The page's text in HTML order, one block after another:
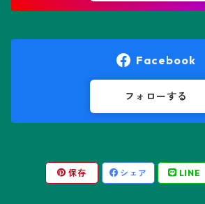
オレオケレウス属
friedrichii LB 2178
キリンドロオプンチア属
プセウドリトス属
ユーフォルビア属
Facebook
フォローする
保存 シェア LINE